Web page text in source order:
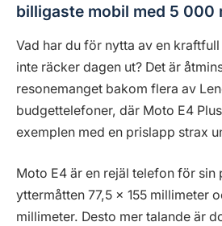
billigaste mobil med 5 000
Vad har du för nytta av en
inte räcker dagen ut? Det är
resonemanget bakom flera av
budgettelefoner, där Moto E4
exemplen med en prislapp strax
Moto E4 är en rejäl telefon för sin
yttermåtten 77,5 x 155 millimeter
millimeter. Desto mer talande är